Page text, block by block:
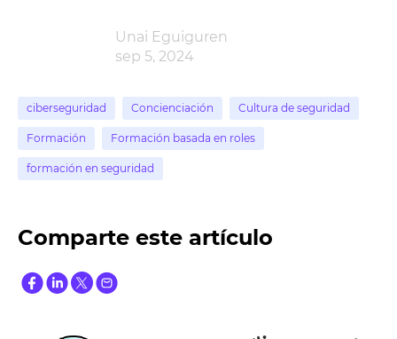
Unai Eguiguren
sep 5, 2024
ciberseguridad Concienciación Cultura de seguridad
Formación Formación basada en roles
formación en seguridad
Comparte este artículo